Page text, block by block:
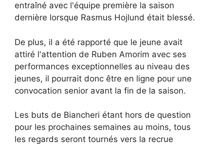
entraîné avec l'équipe première la saison
dernière lorsque Rasmus Hojlund était blessé.
De plus, il a été rapporté que le jeune avait
attiré l'attention de Ruben Amorim avec ses
performances exceptionnelles au niveau des
jeunes, il pourrait donc être en ligne pour une
convocation senior avant la fin de la saison.
Les buts de Biancheri étant hors de question
pour les prochaines semaines au moins, tous
les regards seront tournés vers la recrue